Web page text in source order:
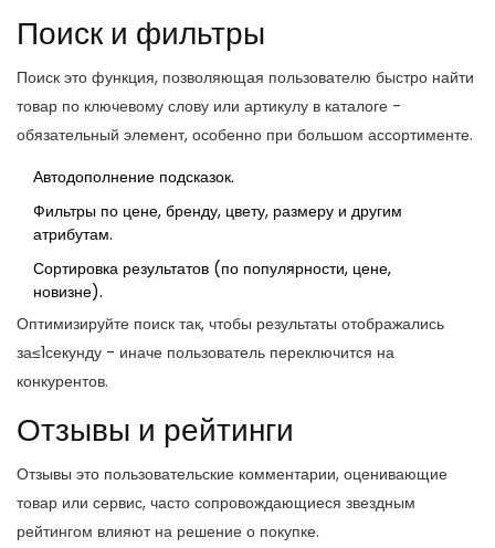
Поиск и фильтры
Поиск это функция, позволяющая пользователю быстро найти
товар по ключевому слову или артикулу в каталоге -
обязательный элемент, особенно при большом ассортименте.
Автодополнение подсказок.
Фильтры по цене, бренду, цвету, размеру и другим
атрибутам.
Сортировка результатов (по популярности, цене,
новизне).
Оптимизируйте поиск так, чтобы результаты отображались
за≤1секунду - иначе пользователь переключится на
конкурентов.
Отзывы и рейтинги
Отзывы это пользовательские комментарии, оценивающие
товар или сервис, часто сопровождающиеся звездным
рейтингом влияют на решение о покупке.